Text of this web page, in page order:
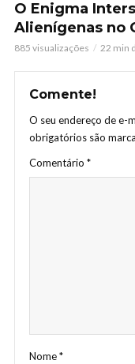
O Enigma
Alienígenas no
885 visualizações 22 min
Comente!
O seu endereço de e-
obrigatórios são
Comentário *
Nome*